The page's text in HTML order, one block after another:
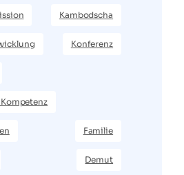
Kambodscha
Konferenz
Familie
Demut